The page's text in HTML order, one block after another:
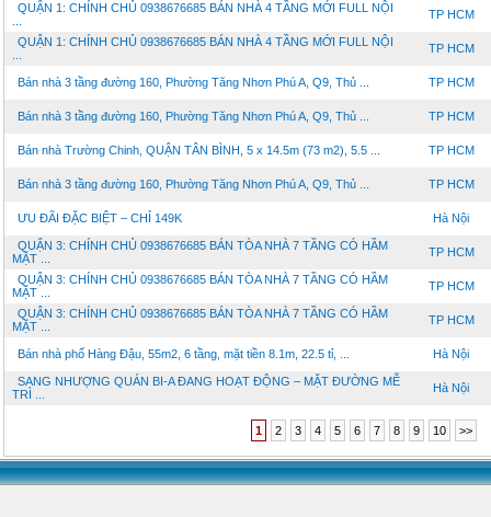
QUẬN 1: CHÍNH CHỦ 0938676685 BÁN NHÀ 4 TẦNG MỚI FULL NỘI
TP HCM
QUẬN 1: CHÍNH CHỦ 0938676685 BÁN NHÀ 4 TẦNG MỚI FULL NỘI
TP HCM
Bán nhà 3 tầng đường 160, Phường Tăng Nhơn Phú A, Q9, Thủ ... TP HCM
Bán nhà 3 tầng đường 160, Phường Tăng Nhơn Phú A, Q9, Thủ ... TP HCM
Bán nhà Trường Chinh, QUẬN TÂN BÌNH, 5 x 14.5m (73 m2), 5.5 ... TP HCM
Bán nhà 3 tầng đường 160, Phường Tăng Nhơn Phú A, Q9, Thủ ... TP HCM
ƯU ĐÃI ĐẶC BIỆT – CHỈ 149K Hà Nội
QUẬN 3: CHÍNH CHỦ 0938676685 BÁN TÒA NHÀ 7 TẦNG CÓ HẦM
MẶT ...
TP HCM
QUẬN 3: CHÍNH CHỦ 0938676685 BÁN TÒA NHÀ 7 TẦNG CÓ HẦM
MẶT ...
TP HCM
QUẬN 3: CHÍNH CHỦ 0938676685 BÁN TÒA NHÀ 7 TẦNG CÓ HẦM
MẶT ...
TP HCM
Bán nhà phố Hàng Đậu, 55m2, 6 tầng, mặt tiền 8.1m, 22.5 tỉ, ... Hà Nội
SANG NHƯỢNG QUÁN BI-A ĐANG HOẠT ĐỘNG – MẶT ĐƯỜNG MỄ
TRÌ ...
Hà Nội
1 2 3 4 5 6 7 8 9 10 >>